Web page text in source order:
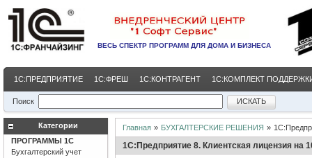
ВЕСЬ СПЕКТР ПРОГРАММ ДЛЯ ДОМА И БИЗНЕСА
1С:ПРЕДПРИЯТИЕ 1С:ФРЕШ 1С:КОНТРАГЕНТ 1С:КОМПЛЕКТ
Поиск
Главная » БУХГАЛТЕРСКИЕ РЕШЕНИЯ »
1С:Предприятие 8. Клиентская лицензия на
Категории
ПРОГРАММЫ 1С
Бухгалтерский учет